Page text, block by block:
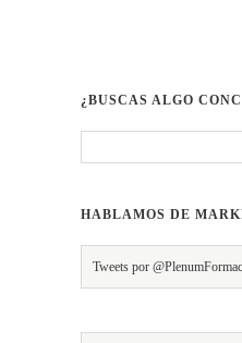
¿BUSCAS ALGO
HABLAMOS DE
Tweets por